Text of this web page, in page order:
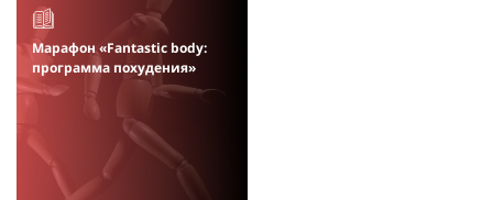
Марафон «Fantastic body:
программа похудения»